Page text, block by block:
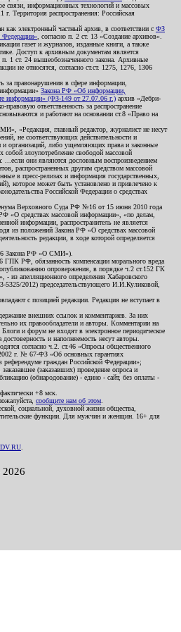
связи, информационных технологий и массовых
Территория распространения: Российская
электронный частный архив, в соответствии с ФЗ
, согласно п. 2 ст. 13 «Создание архивов».
газет и журналов, изданные книги, а также
Доступ к архивным документам является
1 ст. 24 вышеобозначенного закона. Архивные
не относятся, согласно ст.ст. 1275, 1276, 1306
за правонарушения в сфере информации,
Закона РФ «Об информации,
информации» (ФЗ-149 от 27.07.06 г.) архив «Дебри-
ответственность за распространение
и работают на основании ст.8 «Право на
«Редакция, главный редактор, журналист не несут
не соответствующих действительности и
и организаций, либо ущемляющих права и законные
злоупотребление свободой массовой
...если они являются дословным воспроизведением
распространенных другим средством массовой
в пресс-релизах и информация государственных,
которое может быть установлено и привлечено к
Российской Федерации о средствах
Верховного Суда РФ №16 от 15 июня 2010 года
«О средствах массовой информации», «по делам,
информации, распространитель не является
из положений Закона РФ «О средствах массовой
редакции, в ходе которой определяется
Закона РФ «О СМИ»).
ГПК РФ, обязанность компенсации морального вреда
опровержения, в порядке ч.2 ст.152 ГК
- из апелляционного определения Хабаровского
5325/2012) председательствующего И.И.Куликовой,
с позицией редакции. Редакция не вступает в
внешних ссылок и комментариев. За них
их правообладатели и авторы. Комментарии на
и форум не входят в электронное периодическое
и наполняемость несут авторы.
согласно ч.2. ст.46 «Опросы общественного
г. № 67-ФЗ «Об основных гарантиях
референдуме граждан Российской Федерации»;
(заказавших) проведение опроса и
(обнародование) - едино - сайт, без оплаты -
+8 мск.
сообщите нам об этом
социальной, духовной жизни общества,
функции. Для мужчин и женщин. 16+ для